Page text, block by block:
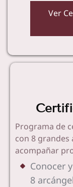
Ver
Programa de
con 8 grandes
acompañar
Conocer
8